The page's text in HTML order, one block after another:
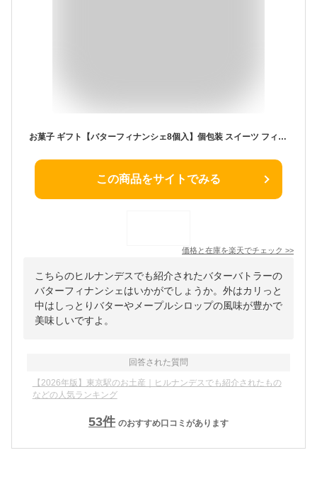
お菓子 ギフト【バターフィナンシェ8個入】個包装 スイーツ フィナンシェ 焼き菓子 洋菓子 内祝い お祝い お礼 可愛い おしゃれ 職場 ご挨拶 東京 お土産 人気 プレゼント バターバトラー お供え お中元 夏ギフト 暑中見舞い
この商品をサイトでみる
価格と在庫を楽天でチェック >>
こちらのヒルナンデスでも紹介されたバターバトラーの
バターフィナンシェはいかがでしょうか。外はカリっと
中はしっとりバターやメープルシロップの風味が豊かで
美味しいですよ。
回答された質問
【2026年版】東京駅のお土産｜ヒルナンデスでも紹介されたもの
などの人気ランキング
53件 のおすすめ口コミがあります